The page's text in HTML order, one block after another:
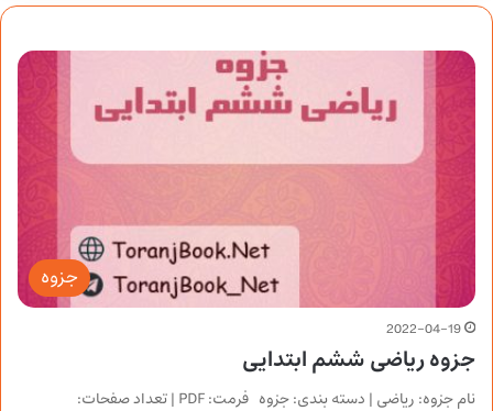
جزوه
2022-04-19
جزوه ریاضی ششم ابتدایی
نام جزوه: ریاضی | دسته بندی: جزوه فرمت: PDF | تعداد صفحات: